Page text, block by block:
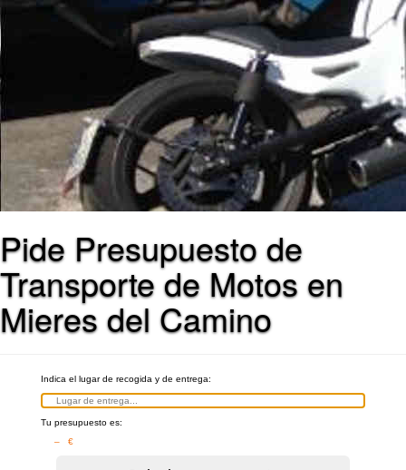
Pide Presupuesto de
Transporte de Motos en
Mieres del Camino
Indica el lugar de recogida y de entrega:
Tu presupuesto es:
– €